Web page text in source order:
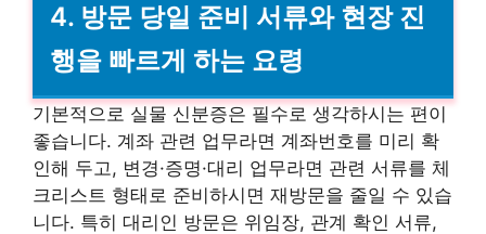
4. 방문 당일 준비 서류와 현장 진
행을 빠르게 하는 요령
기본적으로 실물 신분증은 필수로 생각하시는 편이
좋습니다. 계좌 관련 업무라면 계좌번호를 미리 확
인해 두고, 변경·증명·대리 업무라면 관련 서류를 체
크리스트 형태로 준비하시면 재방문을 줄일 수 있습
니다. 특히 대리인 방문은 위임장, 관계 확인 서류,